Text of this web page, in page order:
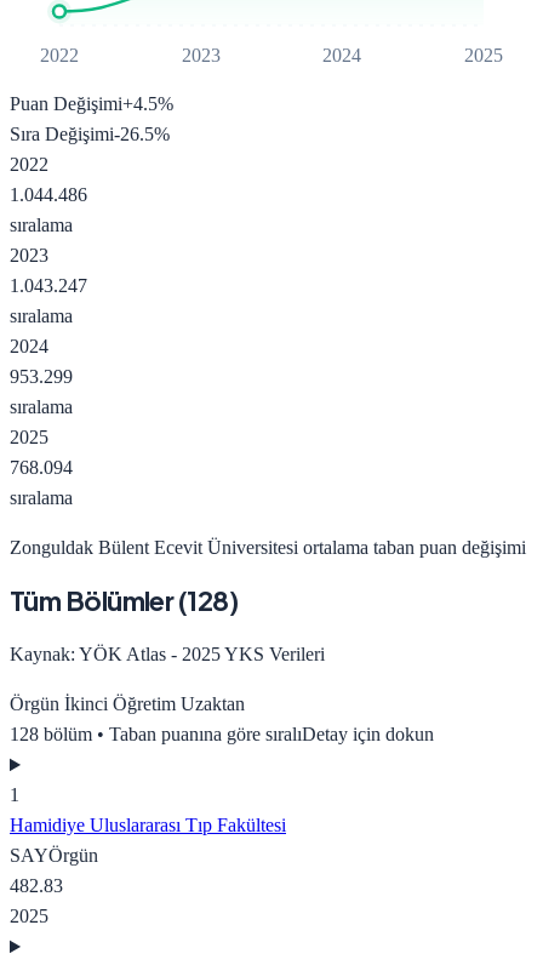
2022 2023 2024 2025
Puan Değişimi+4.5%
Sıra Değişimi-26.5%
2022
1.044.486
sıralama
2023
1.043.247
sıralama
2024
953.299
sıralama
2025
768.094
sıralama
Zonguldak Bülent Ecevit Üniversitesi ortalama taban puan değişimi
Tüm Bölümler (128)
Kaynak: YÖK Atlas - 2025 YKS Verileri
Örgün İkinci Öğretim Uzaktan
128 bölüm • Taban puanına göre sıralıDetay için dokun
1
Hamidiye Uluslararası Tıp Fakültesi
SAYÖrgün
482.83
2025